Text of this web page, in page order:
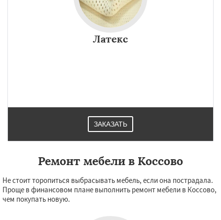
Латекс
ЗАКАЗАТЬ
Ремонт мебели в Коссово
Не стоит торопиться выбрасывать мебель, если она пострадала.
Проще в финансовом плане выполнить ремонт мебели в Коссово,
чем покупать новую.